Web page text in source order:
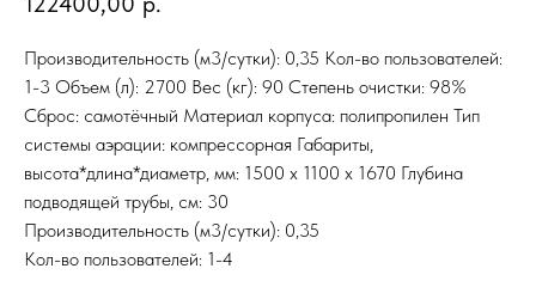
Производительность (м3/сутки): 0,35 Кол-во пользователей:
1-3 Объем (л): 2700 Вес (кг): 90 Степень очистки: 98%
Сброс: самотёчный Материал корпуса: полипропилен Тип
системы аэрации: компрессорная Габариты,
высота*длина*диаметр, мм: 1500 x 1100 x 1670 Глубина
подводящей трубы, см: 30
Производительность (м3/сутки): 0,35
Кол-во пользователей: 1-4